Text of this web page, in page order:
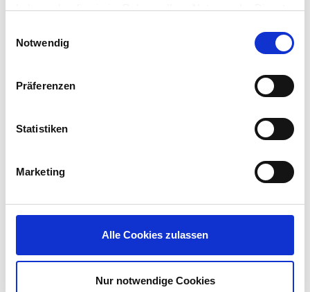
haben oder die sie im Rahmen Ihrer Nutzung der Dienste
Notwendig
Präferenzen
Statistiken
Marketing
Alle Cookies zulassen
Nur notwendige Cookies